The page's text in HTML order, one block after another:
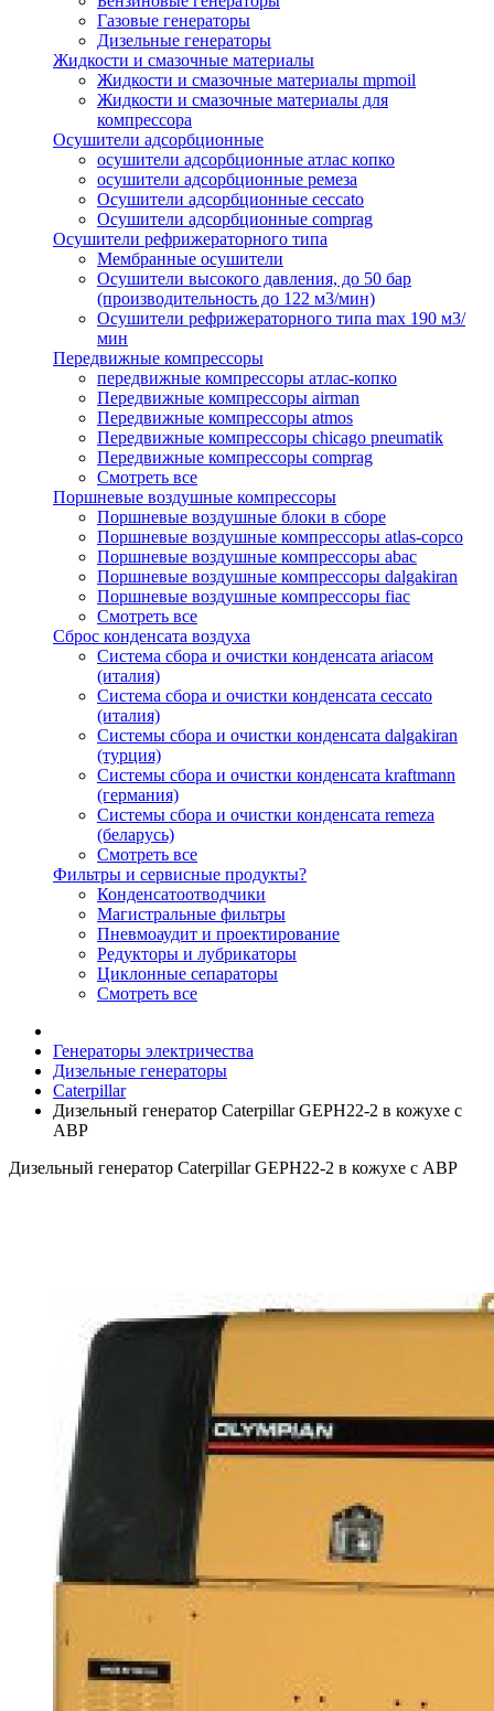
Газовые генераторы
Дизельные генераторы
Жидкости и смазочные материалы
Жидкости и смазочные материалы mpmoil
Жидкости и смазочные материалы для
компрессора
Осушители адсорбционные
осушители адсорбционные атлас копко
осушители адсорбционные ремеза
Осушители адсорбционные ceccato
Осушители адсорбционные comprag
Осушители рефрижераторного типа
Мембранные осушители
Осушители высокого давления, до 50 бар
(производительность до 122 м3/мин)
Осушители рефрижераторного типа max 190 м3/
мин
Передвижные компрессоры
передвижные компрессоры атлас-копко
Передвижные компрессоры airman
Передвижные компрессоры atmos
Передвижные компрессоры chicago pneumatik
Передвижные компрессоры comprag
Смотреть все
Поршневые воздушные компрессоры
Поршневые воздушные блоки в сборе
Поршневые воздушные компрессоры atlas-copco
Поршневые воздушные компрессоры abac
Поршневые воздушные компрессоры dalgakiran
Поршневые воздушные компрессоры fiac
Смотреть все
Сброс конденсата воздуха
Система сбора и очистки конденсата ariacом
(италия)
Система сбора и очистки конденсата ceccato
(италия)
Системы сбора и очистки конденсата dalgakiran
(турция)
Системы сбора и очистки конденсата kraftmann
(германия)
Системы сбора и очистки конденсата remeza
(беларусь)
Смотреть все
Фильтры и сервисные продукты?
Конденсатоотводчики
Магистральные фильтры
Пневмоаудит и проектирование
Редукторы и лубрикаторы
Циклонные сепараторы
Смотреть все
Генераторы электричества
Дизельные генераторы
Caterpillar
Дизельный генератор Caterpillar GEPH22-2 в кожухе с
АВР
Дизельный генератор Caterpillar GEPH22-2 в кожухе с АВР